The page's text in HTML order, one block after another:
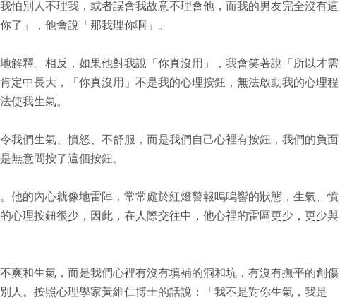
怕別人不理我，或者誤會我故意不理會他，而我的男友完全沒有這
了」，他會說「那我理你啊」。
解釋。相反，如果他對我說「你真沒用」，我會笑著說「所以才需
定中長大，「你真沒用」不是我的心理按鈕，無法啟動我的心理程
使我生氣。
我們生氣、憤怒、不舒服，而是我們自己心裡有按鈕，我們的負面
無意間按了這個按鈕。
他的內心就像地雷陣，常常處於紅燈警報嗚嗚響的狀態，生氣、憤
心理按鈕很少，因此，在人際交往中，他心裡的雷區更少，更少與
爽和生氣，而是我們心裡有沒有填補的洞和坑，有沒有撫平的創傷
人。按照心理學家黃維仁博士的話說：「我不是對你生氣，我是